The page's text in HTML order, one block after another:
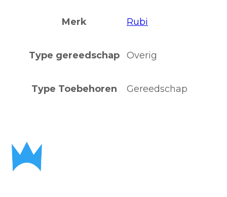
Merk Rubi
Type gereedschap Overig
Type Toebehoren Gereedschap